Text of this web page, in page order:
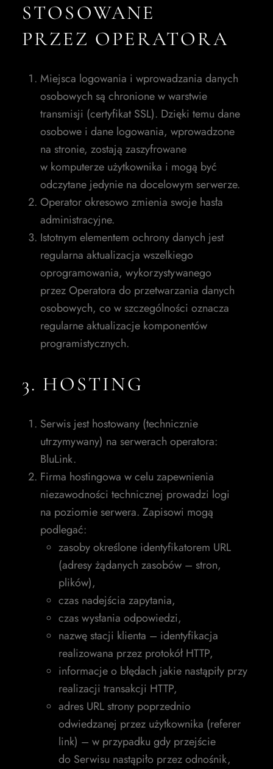
STOSOWANE
PRZEZ OPERATORA
Miejsca logowania i wprowadzania danych
osobowych są chronione w warstwie
transmisji (certyfikat SSL). Dzięki temu dane
osobowe i dane logowania, wprowadzone
na stronie, zostają zaszyfrowane
w komputerze użytkownika i mogą być
odczytane jedynie na docelowym serwerze.
Operator okresowo zmienia swoje hasła
administracyjne.
Istotnym elementem ochrony danych jest
regularna aktualizacja wszelkiego
oprogramowania, wykorzystywanego
przez Operatora do przetwarzania danych
osobowych, co w szczególności oznacza
regularne aktualizacje komponentów
programistycznych.
3. HOSTING
Serwis jest hostowany (technicznie
utrzymywany) na serwerach operatora:
BluLink.
Firma hostingowa w celu zapewnienia
niezawodności technicznej prowadzi logi
na poziomie serwera. Zapisowi mogą
podlegać:
zasoby określone identyfikatorem URL
(adresy żądanych zasobów – stron,
plików),
czas nadejścia zapytania,
czas wysłania odpowiedzi,
nazwę stacji klienta – identyfikacja
realizowana przez protokół HTTP,
informacje o błędach jakie nastąpiły przy
realizacji transakcji HTTP,
adres URL strony poprzednio
odwiedzanej przez użytkownika (referer
link) – w przypadku gdy przejście
do Serwisu nastąpiło przez odnośnik,